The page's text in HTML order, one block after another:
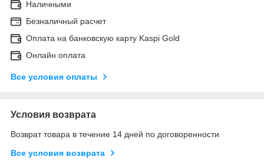
Наличными
Безналичный расчет
Оплата на банковскую карту Kaspi Gold
Онлайн оплата
Все условия оплаты
Условия возврата
Возврат товара в течение 14 дней по договоренности
Все условия возврата